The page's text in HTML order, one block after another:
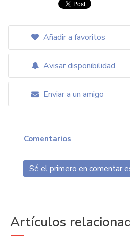
Añadir a favoritos
Avisar disponibilidad
Enviar a un amigo
Comentarios
Sé el primero en comentar
Artículos